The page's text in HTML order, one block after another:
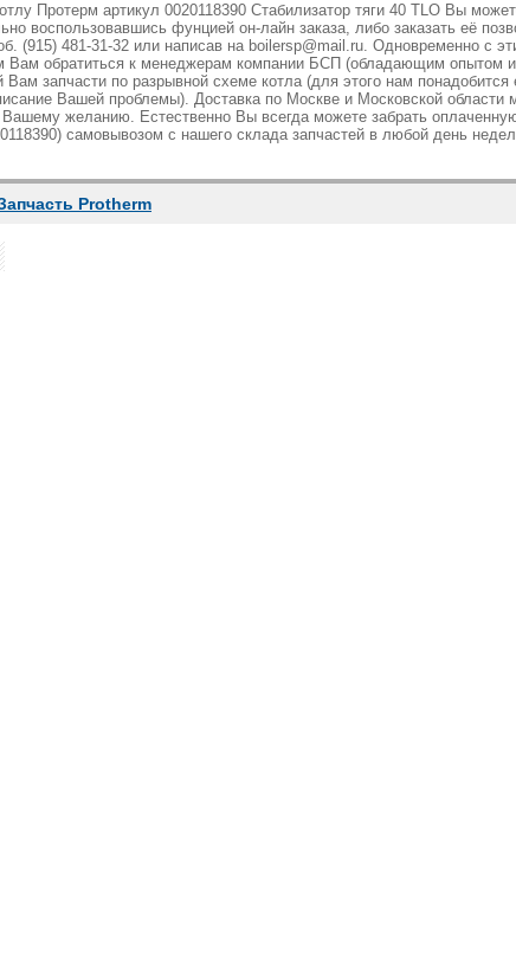
Протерм артикул 0020118390 Стабилизатор тяги 40 TLO Вы
воспользовавшись фунцией он-лайн заказа, либо заказать её
(915) 481-31-32 или написав на boilersp@mail.ru. Одновременно с
Вам обратиться к менеджерам компании БСП (обладающим опытом
Вам запчасти по разрывной схеме котла (для этого нам понадобится
Вашей проблемы). Доставка по Москве и Московской области
Вашему желанию. Естественно Вы всегда можете забрать
самовывозом с нашего склада запчастей в любой день
Protherm